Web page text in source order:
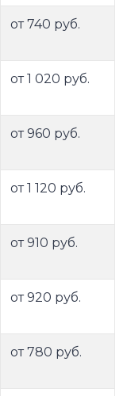
от 740 руб.
от 1 020 руб.
от 960 руб.
от 1 120 руб.
от 910 руб.
от 920 руб.
от 780 руб.